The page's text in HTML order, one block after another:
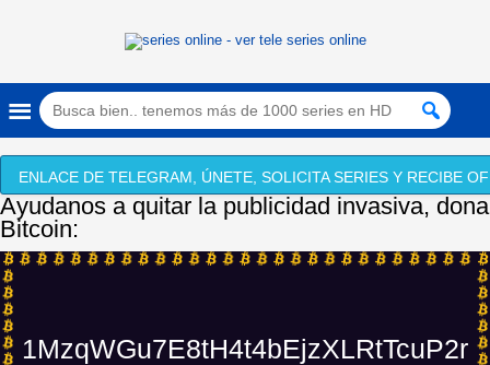
ENLACE DE TELEGRAM, ÚNETE, SOLICITA SERIES Y RECIBE
Ayudanos a quitar la publicidad invasiva, dona
Bitcoin:
1MzqWGu7E8tH4t4bEjzXLRtTcuP2r